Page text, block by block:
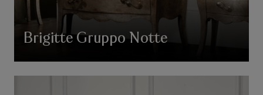
Brigitte Gruppo Notte